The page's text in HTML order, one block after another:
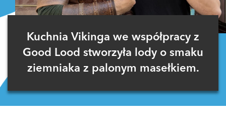
Kuchnia Vikinga we współpracy z
Good Lood stworzyła lody o smaku
ziemniaka z palonym masełkiem.